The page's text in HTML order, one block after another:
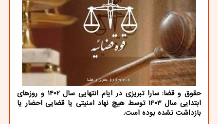
حقوق و قضا: سارا تبریزی در ایام انتهایی سال 1402 و روزهای
ابتدایی سال 1403 توسط هیچ نهاد امنیتی یا قضایی احضار یا
بازداشت نشده بوده است.